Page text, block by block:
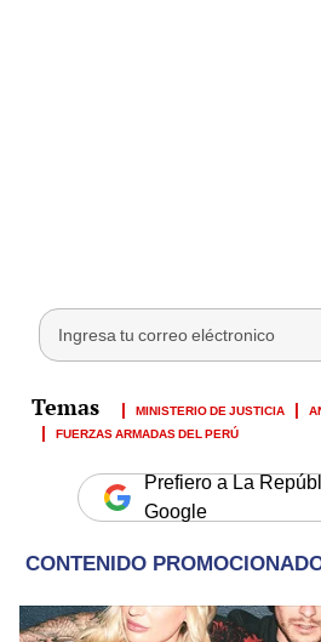
MINISTERIO DE JUSTICIA
FUERZAS ARMADAS DEL PERÚ
Prefiero a La
Google